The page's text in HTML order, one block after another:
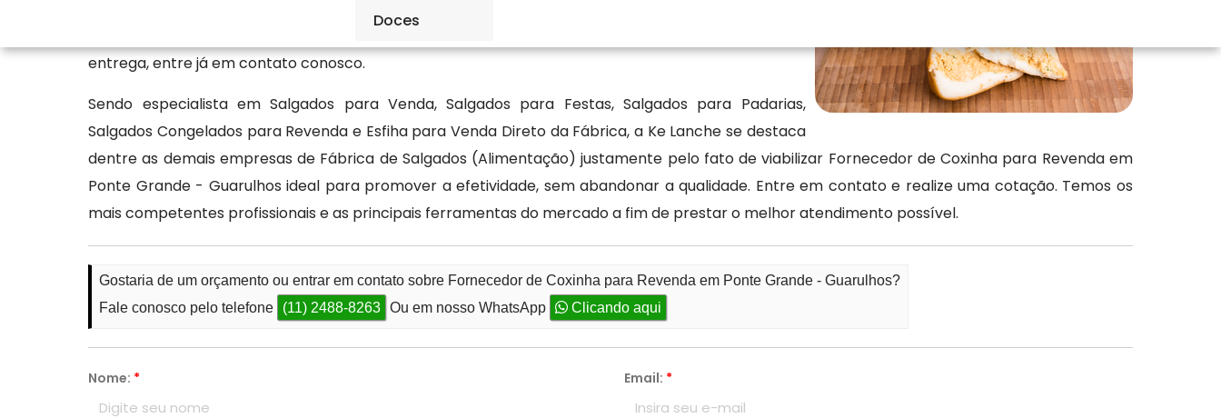
Doces
entrega, entre já em contato conosco.
Sendo especialista em Salgados para Venda, Salgados para Festas, Salgados para Padarias,
Salgados Congelados para Revenda e Esfiha para Venda Direto da Fábrica, a Ke Lanche se destaca
dentre as demais empresas de Fábrica de Salgados (Alimentação) justamente pelo fato de viabilizar Fornecedor de Coxinha para Revenda em
Ponte Grande - Guarulhos ideal para promover a efetividade, sem abandonar a qualidade. Entre em contato e realize uma cotação. Temos os
mais competentes profissionais e as principais ferramentas do mercado a fim de prestar o melhor atendimento possível.
Gostaria de um orçamento ou entrar em contato sobre Fornecedor de Coxinha para Revenda em Ponte Grande - Guarulhos?
Fale conosco pelo telefone
(11) 2488-8263 Ou em nosso WhatsApp Clicando aqui
Nome: * Email: *